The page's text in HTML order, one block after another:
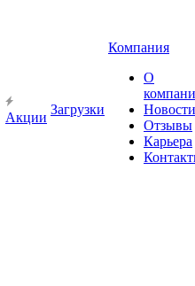
Акции
Загрузки
Компания
О
Новости
Отзывы
Карьера